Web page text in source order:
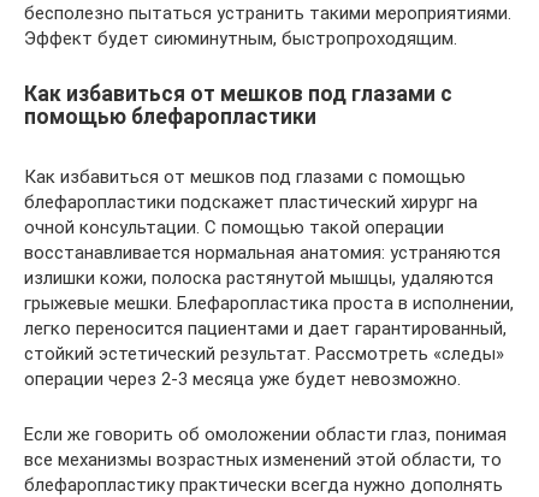
бесполезно пытаться устранить такими мероприятиями.
Эффект будет сиюминутным, быстропроходящим.
Как избавиться от мешков под глазами с
помощью блефаропластики
Как избавиться от мешков под глазами с помощью
блефаропластики подскажет пластический хирург на
очной консультации. С помощью такой операции
восстанавливается нормальная анатомия: устраняются
излишки кожи, полоска растянутой мышцы, удаляются
грыжевые мешки. Блефаропластика проста в исполнении,
легко переносится пациентами и дает гарантированный,
стойкий эстетический результат. Рассмотреть «следы»
операции через 2-3 месяца уже будет невозможно.
Если же говорить об омоложении области глаз, понимая
все механизмы возрастных изменений этой области, то
блефаропластику практически всегда нужно дополнять